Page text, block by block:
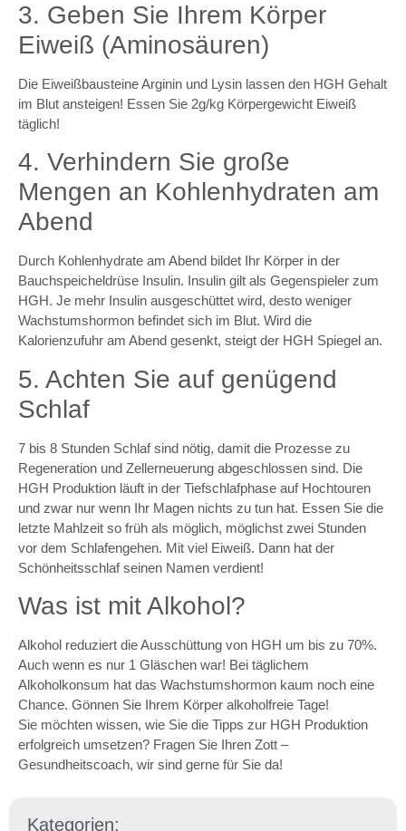
3. Geben Sie Ihrem Körper
Eiweiß (Aminosäuren)
Die Eiweißbausteine Arginin und Lysin lassen den HGH Gehalt
im Blut ansteigen! Essen Sie 2g/kg Körpergewicht Eiweiß
täglich!
4. Verhindern Sie große
Mengen an Kohlenhydraten am
Abend
Durch Kohlenhydrate am Abend bildet Ihr Körper in der
Bauchspeicheldrüse Insulin. Insulin gilt als Gegenspieler zum
HGH. Je mehr Insulin ausgeschüttet wird, desto weniger
Wachstumshormon befindet sich im Blut. Wird die
Kalorienzufuhr am Abend gesenkt, steigt der HGH Spiegel an.
5. Achten Sie auf genügend
Schlaf
7 bis 8 Stunden Schlaf sind nötig, damit die Prozesse zu
Regeneration und Zellerneuerung abgeschlossen sind. Die
HGH Produktion läuft in der Tiefschlafphase auf Hochtouren
und zwar nur wenn Ihr Magen nichts zu tun hat. Essen Sie die
letzte Mahlzeit so früh als möglich, möglichst zwei Stunden
vor dem Schlafengehen. Mit viel Eiweiß. Dann hat der
Schönheitsschlaf seinen Namen verdient!
Was ist mit Alkohol?
Alkohol reduziert die Ausschüttung von HGH um bis zu 70%.
Auch wenn es nur 1 Gläschen war! Bei täglichem
Alkoholkonsum hat das Wachstumshormon kaum noch eine
Chance. Gönnen Sie Ihrem Körper alkoholfreie Tage!
Sie möchten wissen, wie Sie die Tipps zur HGH Produktion
erfolgreich umsetzen? Fragen Sie Ihren Zott –
Gesundheitscoach, wir sind gerne für Sie da!
Kategorien: